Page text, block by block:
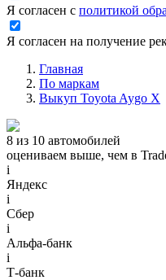
Я согласен с политикой
Я согласен на получение
Главная
По маркам
Выкуп Toyota Aygo X
8 из 10 автомобилей
оцениваем выше, чем в
i
Яндекс
i
Сбер
i
Альфа-банк
i
Т-банк